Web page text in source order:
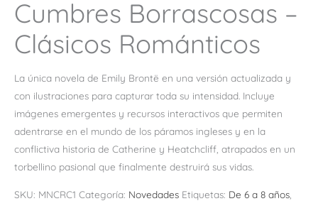
Cumbres Borrascosas –
Clásicos Románticos
La única novela de Emily Brontë en una versión actualizada y
con ilustraciones para capturar toda su intensidad. Incluye
imágenes emergentes y recursos interactivos que permiten
adentrarse en el mundo de los páramos ingleses y en la
conflictiva historia de Catherine y Heatchcliff, atrapados en un
torbellino pasional que finalmente destruirá sus vidas.
SKU: MNCRC1 Categoría: Novedades Etiquetas: De 6 a 8 años